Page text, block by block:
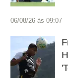
06/08/26 às 09:07